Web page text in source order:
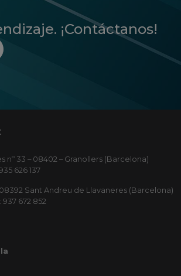
¡Contáctanos!
nº 33 – 08402 – Granollers (Barcelona)
626 137
– 08392 Sant Andreu de Llavaneres (Barcelona)
937 672 852